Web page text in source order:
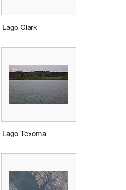
Lago Clark
Lago Texoma